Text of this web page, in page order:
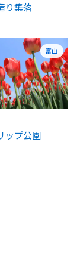
り集落
富山
ップ公園